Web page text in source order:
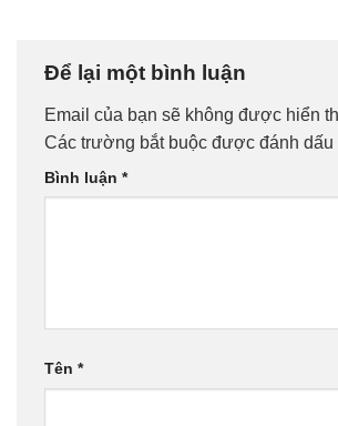
Để lại một bình luận
Email của bạn sẽ không được hiển
Các trường bắt buộc được đánh dấu
Bình luận *
Tên *